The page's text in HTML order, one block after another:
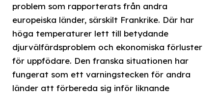
problem som rapporterats från andra
europeiska länder, särskilt Frankrike. Där har
höga temperaturer lett till betydande
djurvälfärdsproblem och ekonomiska förluster
för uppfödare. Den franska situationen har
fungerat som ett varningstecken för andra
länder att förbereda sig inför liknande